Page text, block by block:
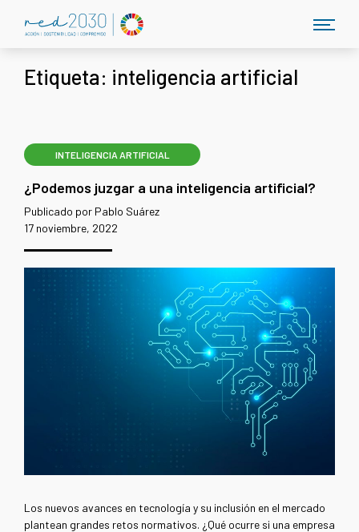
Etiqueta: inteligencia artificial
INTELIGENCIA ARTIFICIAL
¿Podemos juzgar a una inteligencia artificial?
Publicado por Pablo Suárez
17 noviembre, 2022
Los nuevos avances en tecnología y su inclusión en el mercado
plantean grandes retos normativos. ¿Qué ocurre si una empresa